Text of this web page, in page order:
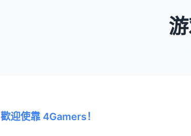
歡迎使靠 4Gamers！